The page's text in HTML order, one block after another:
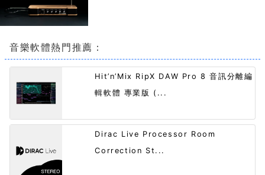
音樂軟體熱門推薦：
Hit’n’Mix RipX DAW Pro 8 音訊分離編
輯軟體 專業版 (...
Dirac Live Processor Room
Correction St...